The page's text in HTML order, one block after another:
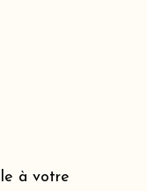
à votre